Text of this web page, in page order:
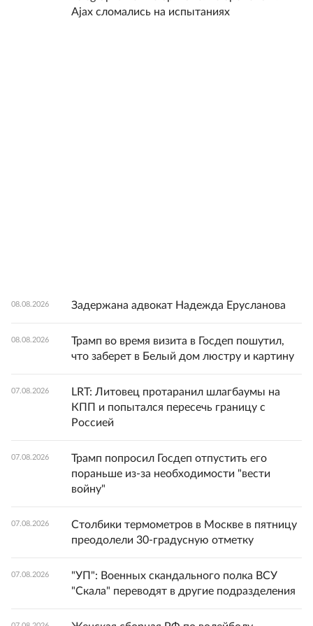
Ajax сломались на испытаниях
08.08.2026 Задержана адвокат Надежда Ерусланова
08.08.2026
Трамп во время визита в Госдеп пошутил,
что заберет в Белый дом люстру и картину
07.08.2026
LRT: Литовец протаранил шлагбаумы на
КПП и попытался пересечь границу с
Россией
07.08.2026
Трамп попросил Госдеп отпустить его
пораньше из-за необходимости "вести
войну"
07.08.2026
Столбики термометров в Москве в пятницу
преодолели 30-градусную отметку
07.08.2026
"УП": Военных скандального полка ВСУ
"Скала" переводят в другие подразделения